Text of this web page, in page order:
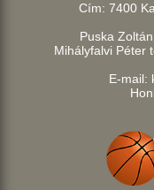
Cím: 7400
Puska
Mihályfalvi Péter
E-mail: